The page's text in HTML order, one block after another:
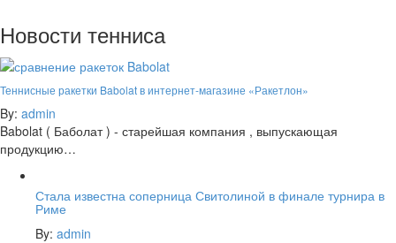
Новости тенниса
Теннисные ракетки Babolat в интернет-магазине «Ракетлон»
By: admin
Babolat ( Баболат ) - старейшая компания , выпускающая
продукцию…
Стала известна соперница Свитолиной в финале турнира в
Риме
By: admin